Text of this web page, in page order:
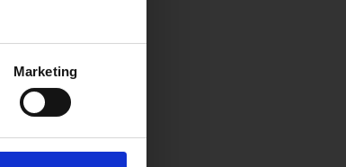
Marketing